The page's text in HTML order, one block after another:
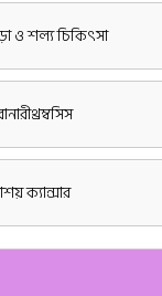
ও শল্য চিকিৎসা
ক্যান্সার